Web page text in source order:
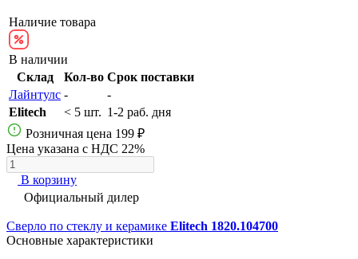
Наличие товара
В наличии
Склад
Кол-во Срок поставки
Лайнтулс -
-
Elitech
< 5 шт. 1-2 раб. дня
Розничная цена 199 ₽
Цена указана с НДС 22%
В корзину
Официальный дилер
Сверло по стеклу и керамике Elitech 1820.104700
Основные характеристики